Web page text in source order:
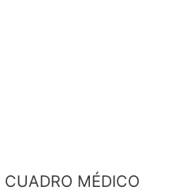
CUADRO MÉDICO